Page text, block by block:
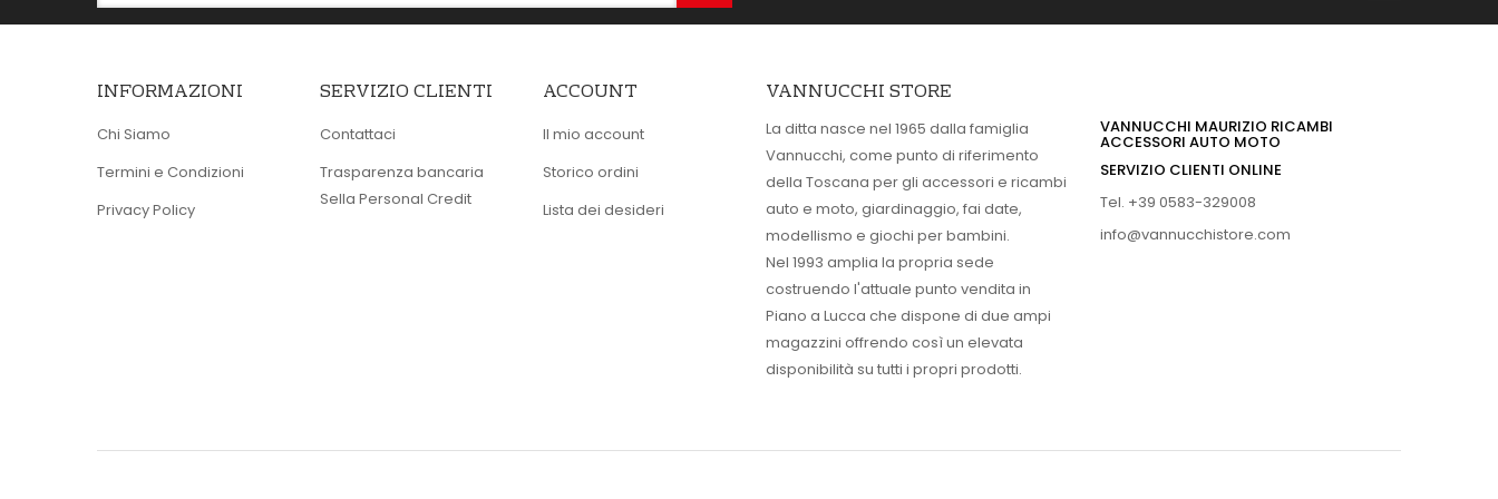
INFORMAZIONI
Chi Siamo
Termini e Condizioni
Privacy Policy
SERVIZIO CLIENTI
Contattaci
Trasparenza bancaria
Sella Personal Credit
ACCOUNT
Il mio account
Storico ordini
Lista dei desideri
VANNUCCHI STORE
La ditta nasce nel 1965 dalla famiglia
Vannucchi, come punto di riferimento
della Toscana per gli accessori e ricambi
auto e moto, giardinaggio, fai date,
modellismo e giochi per bambini.
Nel 1993 amplia la propria sede
costruendo l'attuale punto vendita in
Piano a Lucca che dispone di due ampi
magazzini offrendo così un elevata
disponibilità su tutti i propri prodotti.
VANNUCCHI MAURIZIO RICAMBI
ACCESSORI AUTO MOTO
SERVIZIO CLIENTI ONLINE
Tel. +39 0583-329008
info@vannucchistore.com